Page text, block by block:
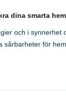
dina smarta
och i synnerhet
sårbarheter för